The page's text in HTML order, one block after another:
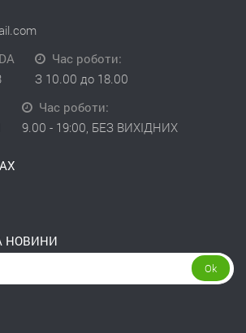
Час роботи:
З 10.00 до 18.00
Час роботи:
9.00 - 19:00, БЕЗ ВИХІДНИХ
НОВИНИ
Ok